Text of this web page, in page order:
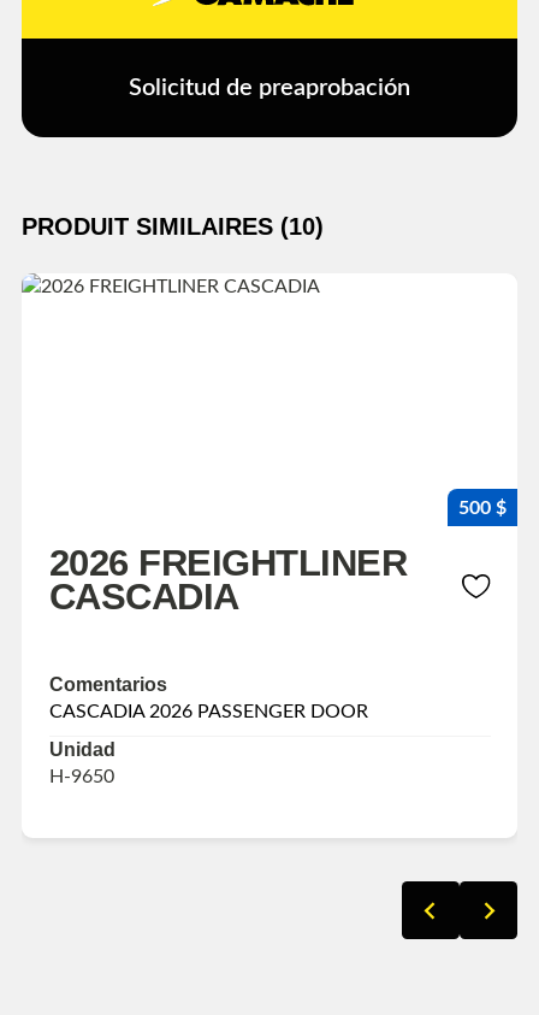
Solicitud de preaprobación
PRODUIT SIMILAIRES (10)
500 $
2026 FREIGHTLINER
CASCADIA
Comentarios
CASCADIA 2026 PASSENGER DOOR
Unidad
H-9650